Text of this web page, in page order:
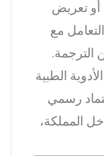
تعريض
مع
الترجمة.
الطبية
رسمي
المملكة،